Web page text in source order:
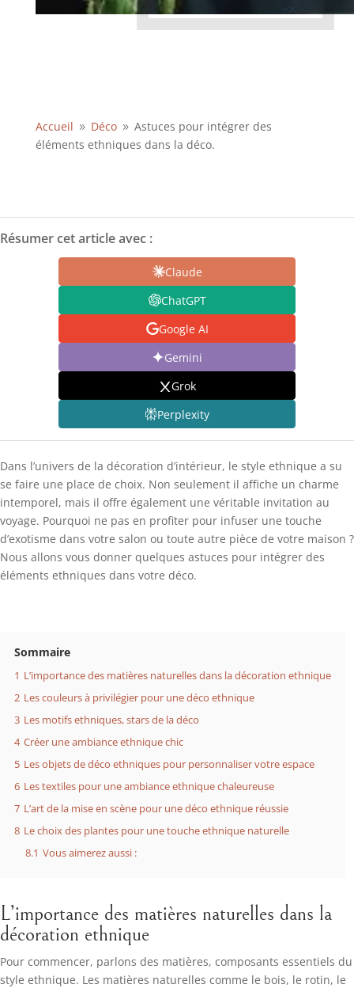
Accueil 9 Déco 9 Astuces pour intégrer des
éléments ethniques dans la déco.
Résumer cet article avec :
Claude
ChatGPT
Google AI
Gemini
Grok
Perplexity
Dans l’univers de la décoration d’intérieur, le style ethnique a su
se faire une place de choix. Non seulement il affiche un charme
intemporel, mais il offre également une véritable invitation au
voyage. Pourquoi ne pas en profiter pour infuser une touche
d’exotisme dans votre salon ou toute autre pièce de votre maison ?
Nous allons vous donner quelques astuces pour intégrer des
éléments ethniques dans votre déco.
Sommaire
1 L’importance des matières naturelles dans la décoration ethnique
2 Les couleurs à privilégier pour une déco ethnique
3 Les motifs ethniques, stars de la déco
4 Créer une ambiance ethnique chic
5 Les objets de déco ethniques pour personnaliser votre espace
6 Les textiles pour une ambiance ethnique chaleureuse
7 L’art de la mise en scène pour une déco ethnique réussie
8 Le choix des plantes pour une touche ethnique naturelle
8.1 Vous aimerez aussi :
L’importance des matières naturelles dans la
décoration ethnique
Pour commencer, parlons des matières, composants essentiels du
style ethnique. Les matières naturelles comme le bois, le rotin, le